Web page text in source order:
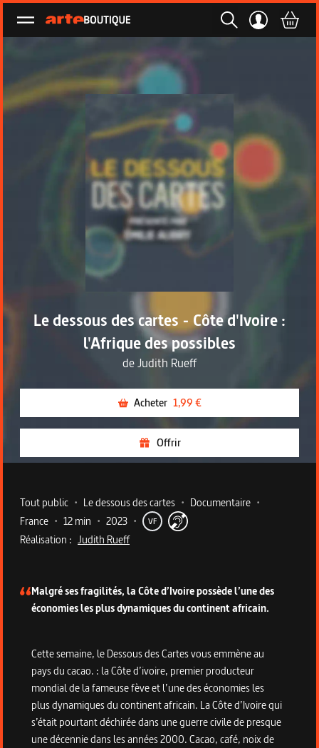
Ouvrir le menu
Le dessous des cartes - Côte d'Ivoire :
l'Afrique des possibles
deJudith Rueff
Acheter 1,99 €
Offrir
Metadata du programme
Tout public • Le dessous des cartes • Documentaire •
France • 12 min • 2023 • VF
Réalisation : Judith Rueff
Malgré ses fragilités, la Côte d’Ivoire possède l’une des
économies les plus dynamiques du continent africain.
Cette semaine, le Dessous des Cartes vous emmène au
pays du cacao. : la Côte d’ivoire, premier producteur
mondial de la fameuse fève et l’une des économies les
plus dynamiques du continent africain. La Côte d’Ivoire qui
s’était pourtant déchirée dans une guerre civile de presque
une décennie dans les années 2000. Cacao, café, noix de